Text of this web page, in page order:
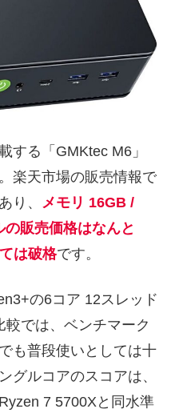
する「GMKtec M6」
楽天市場の販売情報で
り、
メモリ 16GB /
販売価格はなんと
は破格です。
の6コア 12スレッド
では、ベンチマーク
も普段使いとしては十
グルコアのスコアは、
7 5700Xと同水準